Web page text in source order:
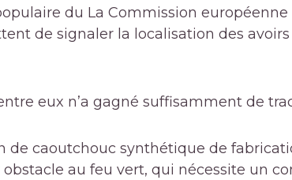
du La Commission
de signaler la localisation des
eux n’a gagné suffisamment de
de caoutchouc synthétique de
au feu vert, qui nécessite un